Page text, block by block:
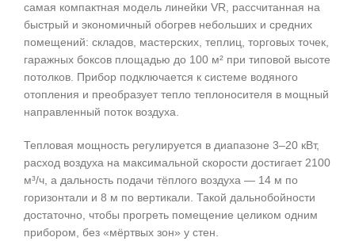
самая компактная модель линейки VR, рассчитанная на
быстрый и экономичный обогрев небольших и средних
помещений: складов, мастерских, теплиц, торговых точек,
гаражных боксов площадью до 100 м² при типовой высоте
потолков. Прибор подключается к системе водяного
отопления и преобразует тепло теплоносителя в мощный
направленный поток воздуха.
Тепловая мощность регулируется в диапазоне 3–20 кВт,
расход воздуха на максимальной скорости достигает 2100
м³/ч, а дальность подачи тёплого воздуха — 14 м по
горизонтали и 8 м по вертикали. Такой дальнобойности
достаточно, чтобы прогреть помещение целиком одним
прибором, без «мёртвых зон» у стен.